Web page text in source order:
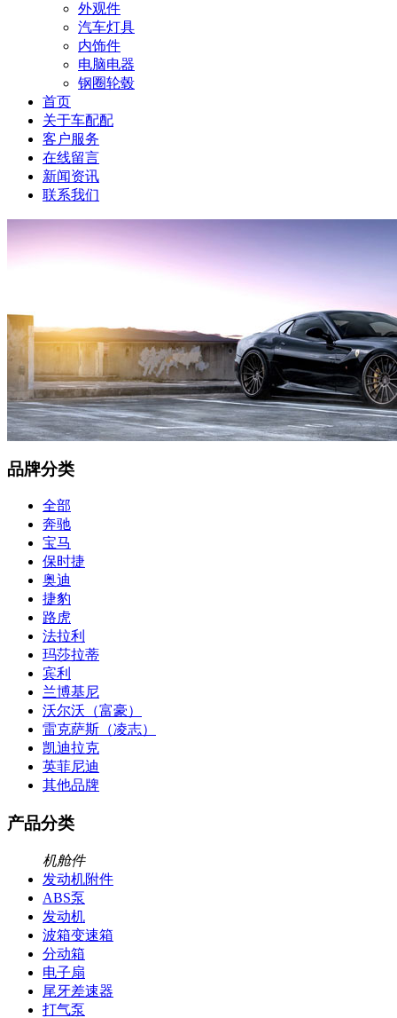
外观件
汽车灯具
内饰件
电脑电器
钢圈轮毂
首页
关于车配配
客户服务
在线留言
新闻资讯
联系我们
品牌分类
全部
奔驰
宝马
保时捷
奥迪
捷豹
路虎
法拉利
玛莎拉蒂
宾利
兰博基尼
沃尔沃（富豪）
雷克萨斯（凌志）
凯迪拉克
英菲尼迪
其他品牌
产品分类
机舱件
发动机附件
ABS泵
发动机
波箱变速箱
分动箱
电子扇
尾牙差速器
打气泵